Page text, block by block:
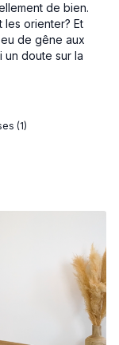
de bien.
les orienter? Et
de gêne aux
un doute sur la
(1)